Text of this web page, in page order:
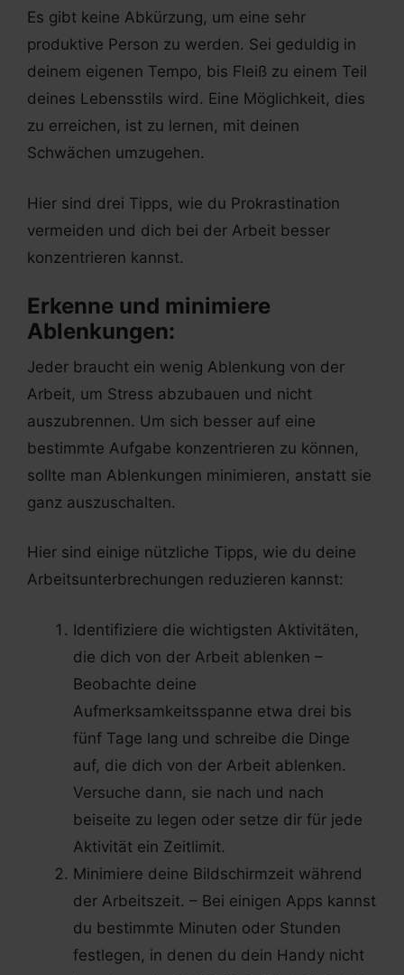
Es gibt keine Abkürzung, um eine sehr
produktive Person zu werden. Sei geduldig in
deinem eigenen Tempo, bis Fleiß zu einem Teil
deines Lebensstils wird. Eine Möglichkeit, dies
zu erreichen, ist zu lernen, mit deinen
Schwächen umzugehen.
Hier sind drei Tipps, wie du Prokrastination
vermeiden und dich bei der Arbeit besser
konzentrieren kannst.
Erkenne und minimiere
Ablenkungen:
Jeder braucht ein wenig Ablenkung von der
Arbeit, um Stress abzubauen und nicht
auszubrennen. Um sich besser auf eine
bestimmte Aufgabe konzentrieren zu können,
sollte man Ablenkungen minimieren, anstatt sie
ganz auszuschalten.
Hier sind einige nützliche Tipps, wie du deine
Arbeitsunterbrechungen reduzieren kannst:
Identifiziere die wichtigsten Aktivitäten,
die dich von der Arbeit ablenken –
Beobachte deine
Aufmerksamkeitsspanne etwa drei bis
fünf Tage lang und schreibe die Dinge
auf, die dich von der Arbeit ablenken.
Versuche dann, sie nach und nach
beiseite zu legen oder setze dir für jede
Aktivität ein Zeitlimit.
Minimiere deine Bildschirmzeit während
der Arbeitszeit. – Bei einigen Apps kannst
du bestimmte Minuten oder Stunden
festlegen, in denen du dein Handy nicht